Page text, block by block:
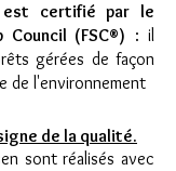
certifié par le
(FSC®) : il
gérées de façon
de l'environnement
de la qualité.
sont réalisés avec